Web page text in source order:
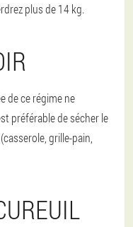
plus de 14 kg.
de ce régime ne
préférable de sécher le
grille-pain,